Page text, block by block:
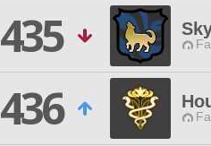
435
436